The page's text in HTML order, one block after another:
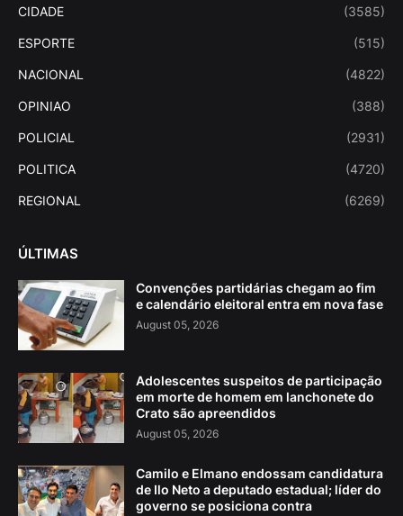
CIDADE (3585)
ESPORTE (515)
NACIONAL (4822)
OPINIAO (388)
POLICIAL (2931)
POLITICA (4720)
REGIONAL (6269)
ÚLTIMAS
Convenções partidárias chegam ao fim
e calendário eleitoral entra em nova fase
August 05, 2026
Adolescentes suspeitos de participação
em morte de homem em lanchonete do
Crato são apreendidos
August 05, 2026
Camilo e Elmano endossam candidatura
de Ilo Neto a deputado estadual; líder do
governo se posiciona contra